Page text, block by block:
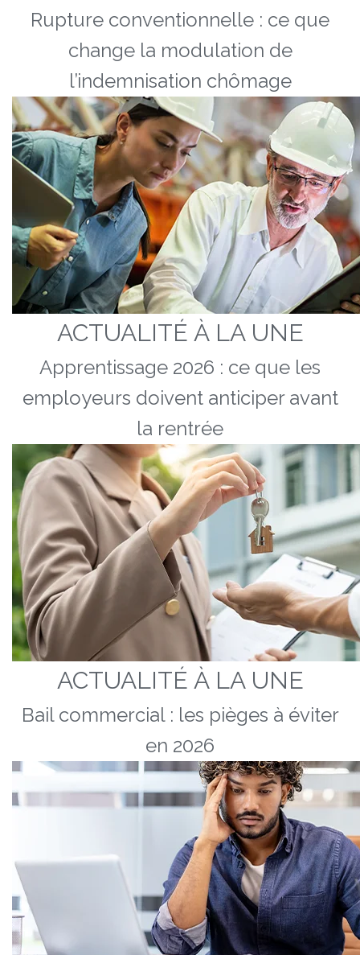
Rupture conventionnelle : ce que
change la modulation de
l’indemnisation chômage
ACTUALITÉ À LA UNE
Apprentissage 2026 : ce que les
employeurs doivent anticiper avant
la rentrée
ACTUALITÉ À LA UNE
Bail commercial : les pièges à éviter
en 2026